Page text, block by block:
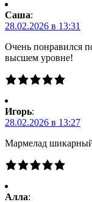
Саша:
28.02.2026 в 13:31
Очень понравился
высшем уровне!
Игорь:
28.02.2026 в 13:27
Мармелад
Алла: